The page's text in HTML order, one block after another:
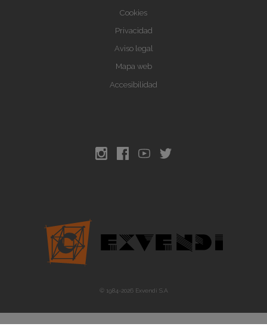
Cookies
Privacidad
Aviso legal
Mapa web
Accesibilidad
© 1984-2026Exvendi S.A